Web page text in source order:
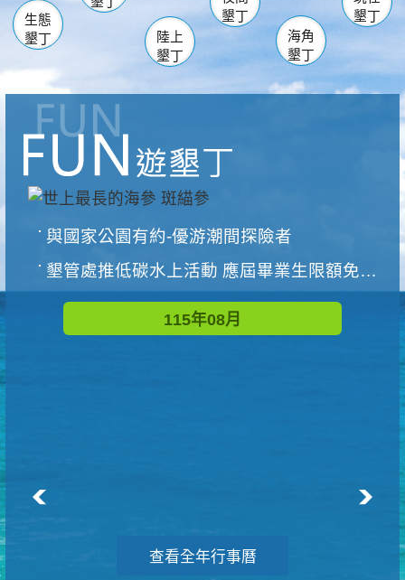
生態
墾丁
陸上
墾丁
墾丁
海角
墾丁
墾丁
與國家公園有約-優游潮間探險者
墾管處推低碳水上活動 應屆畢業生限額免費參加
115年08月
查看全年行事曆